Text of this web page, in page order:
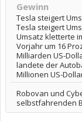
Gewinn
Tesla steigert
Tesla steigert
Umsatz kletterte
Vorjahr um 16
Milliarden US-
landete der
Millionen US-
Robovan und
selbstfahrenden